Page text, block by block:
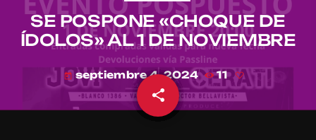
SE POSPONE «CHOQUE DE
ÍDOLOS» AL 1 DE NOVIEMBRE
today septiembre 4, 2024 11
share
email